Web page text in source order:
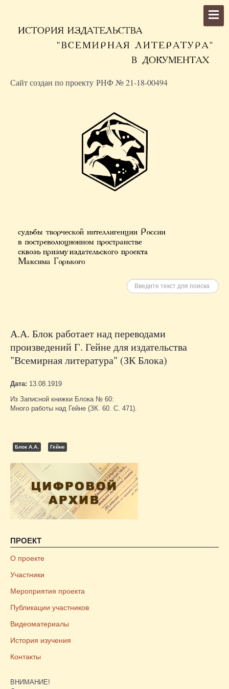
Сайт создан по проекту РНФ № 21-18-00494
Искать
А.А. Блок работает над переводами
произведений Г. Гейне для издательства
"Всемирная литература" (ЗК Блока)
Дата: 13.08.1919
Из Записной книжки Блока № 60:
Много работы над Гейне (ЗК. 60. С. 471).
Блок А.А. Гейне
ПРОЕКТ
О проекте
Участники
Мероприятия проекта
Публикации участников
Видеоматериалы
История изучения
Контакты
ВНИМАНИЕ!